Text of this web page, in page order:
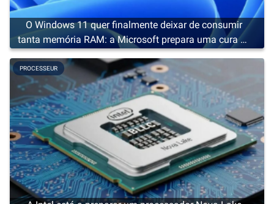
O Windows 11 quer finalmente deixar de consumir
tanta memória RAM: a Microsoft prepara uma cura de
emagrecimento
PROCESSEUR